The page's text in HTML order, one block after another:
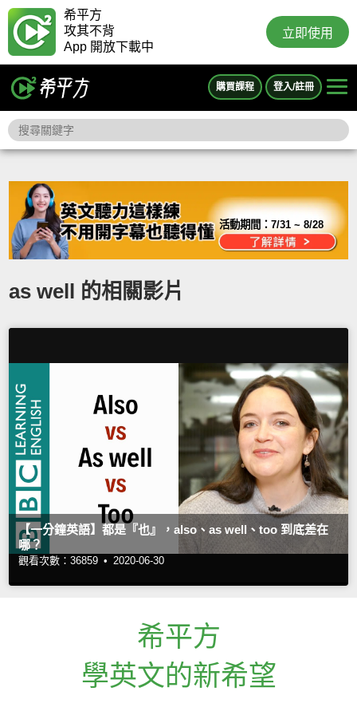
希平方
攻其不背
App 開放下載中
立即使用
購買課程 登入/註冊
活動期間：7/31 ~ 8/28
as well 的相關影片
【一分鐘英語】都是『也』，also、as well、too 到底差在
哪？
觀看次數：36859 • 2020-06-30
希平方
學英文的新希望